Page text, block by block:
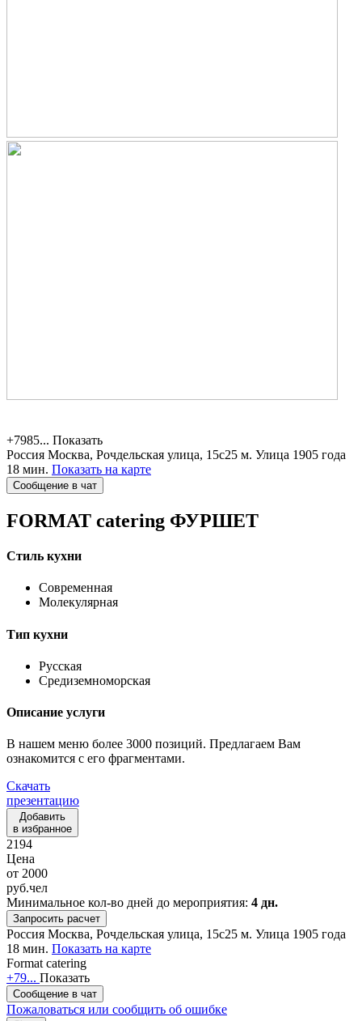
+7985... Показать
Россия Москва, Рочдельская улица, 15с25 м. Улица 1905 года
18 мин. Показать на карте
Сообщение в чат
FORMAT catering ФУРШЕТ
Стиль кухни
Современная
Молекулярная
Тип кухни
Русская
Средиземноморская
Описание услуги
В нашем меню более 3000 позиций. Предлагаем Вам
ознакомится с его фрагментами.
Скачать
презентацию
Добавить
в избранное
2194
Цена
от 2000
руб.чел
Минимальное кол-во дней до мероприятия: 4 дн.
Запросить расчет
Россия Москва, Рочдельская улица, 15с25 м. Улица 1905 года
18 мин. Показать на карте
Format catering
+79... Показать
Сообщение в чат
Пожаловаться или сообщить об ошибке